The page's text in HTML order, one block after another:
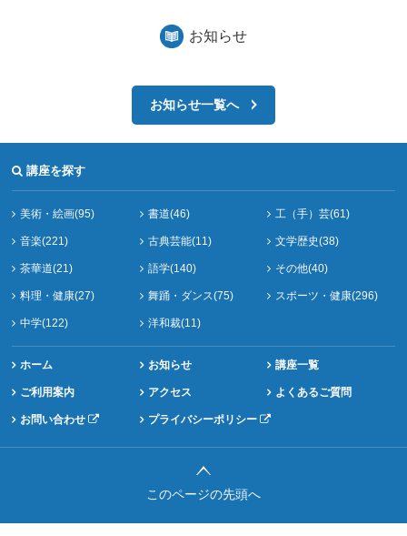
お知らせ
お知らせ一覧へ
講座を探す
美術・絵画(95) 書道(46) 工（手）芸(61)
音楽(221) 古典芸能(11) 文学歴史(38)
茶華道(21) 語学(140) その他(40)
料理・健康(27) 舞踊・ダンス(75) スポーツ・健康(296)
中学(122) 洋和裁(11)
ホーム お知らせ 講座一覧
ご利用案内 アクセス よくあるご質問
お問い合わせ プライバシーポリシー
このページの先頭へ